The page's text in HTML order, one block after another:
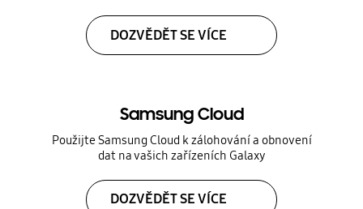
DOZVĚDĚT SE VÍCE
Samsung Cloud
Použijte Samsung Cloud k zálohování a obnovení
dat na vašich zařízeních Galaxy
DOZVĚDĚT SE VÍCE